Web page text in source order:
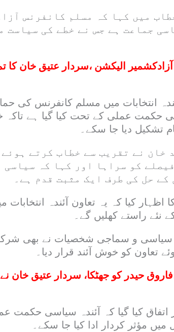
میں کہا کہ مسلم کانفرنس
جماعت ہے جس نے خطے کی سیاست
آزادکشمیر الیکشن ،سردار عتیق خان کا
انتخابات میں مسلم کانفرنس کی
حکمت عملی کے تحت کیا گیا ہے تاکہ
تشکیل دیا جا سکے۔
خان نے تقریب سے خطاب کرتے
کو سراہا اور کہا کہ
کے حل کی طرف ایک مثبت قدم ہے۔
اظہار کیا کہ یہ تعاون آئندہ انتخابات
نئے راستے کھلیں گے۔
سیاسی و سماجی شخصیات نے بھی
تعاون کو خوش آئند قرار دیا۔
کیا گیا کہ آئندہ سیاسی حکمت
میں مؤثر کردار ادا کیا جا سکے۔